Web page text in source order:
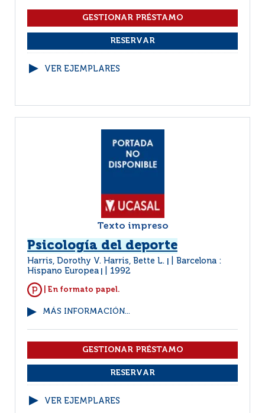
VER EJEMPLARES
Texto impreso
Psicología del deporte
Harris, Dorothy V. Harris, Bette L.
Barcelona :
Hispano Europea
1992
| En formato papel.
MÁS INFORMACIÓN...
VER EJEMPLARES